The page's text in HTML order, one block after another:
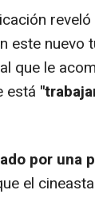
este nuevo
que le
está
por una
el